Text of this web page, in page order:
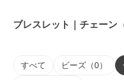
ブレスレット｜チェーン
すべて ビーズ（0）